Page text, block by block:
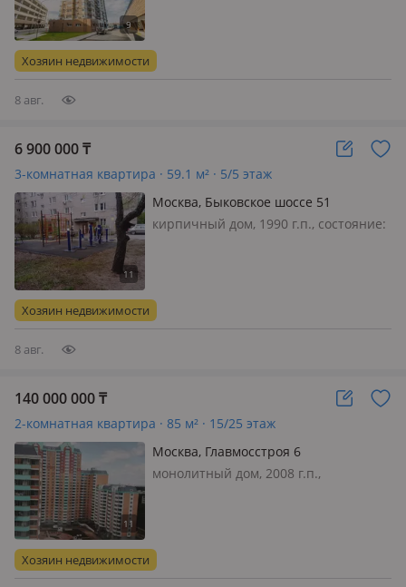
хочет иметь недвижимость в центре
Краснодара! Продаётся студия 3…
Хозяин недвижимости
8 авг.
6 900 000₸
3-комнатная квартира · 59.1 м² · 5/5 этаж
Москва, Быковское шоссе 51
кирпичный дом, 1990 г.п., состояние:
3комнатная квартира по адресу
Московская область Быковское
Хозяин недвижимости
8 авг.
140 000 000₸
2-комнатная квартира · 85 м² · 15/25 этаж
Москва, Главмосстроя 6
монолитный дом, 2008 г.п.,
Возможен обмен на жилые/
коммерческие недвижимости в
Хозяин недвижимости